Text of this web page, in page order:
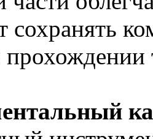
сохранять